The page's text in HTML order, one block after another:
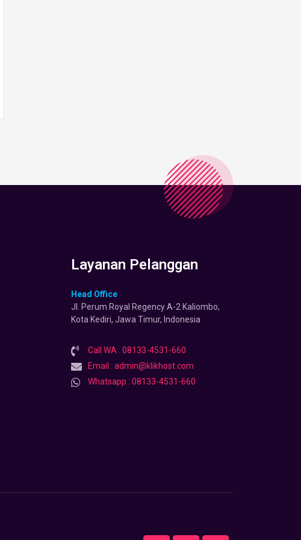
Layanan Pelanggan
Head Office
Jl. Perum Royal Regency A-2 Kaliombo,
Kota Kediri, Jawa Timur, Indonesia
Call WA : 08133-4531-660
Email : admin@klikhost.com
Whatsapp : 08133-4531-660